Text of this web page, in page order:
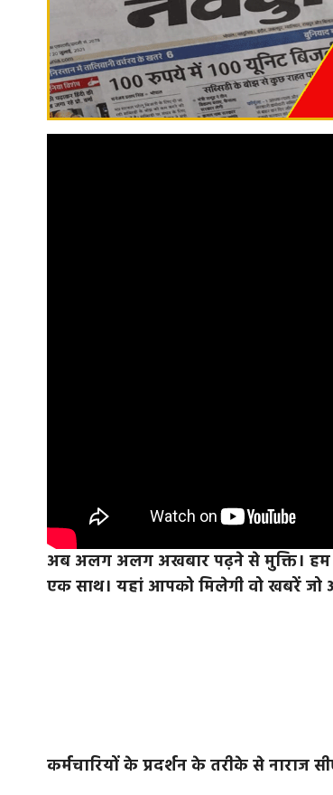
अब अलग अलग अखबार पढ़ने से मुक्ति। हम
एक साथ। यहां आपको मिलेगी वो खबरें जो
कर्मचारियों के प्रदर्शन के तरीके से नाराज